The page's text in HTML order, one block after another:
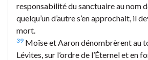
responsabilité du sanctuaire au nom
quelqu’un d’autre s’en approchait, il
mort.
39 Moïse et Aaron dénombrèrent au
Lévites, sur l’ordre de l’Éternel et en